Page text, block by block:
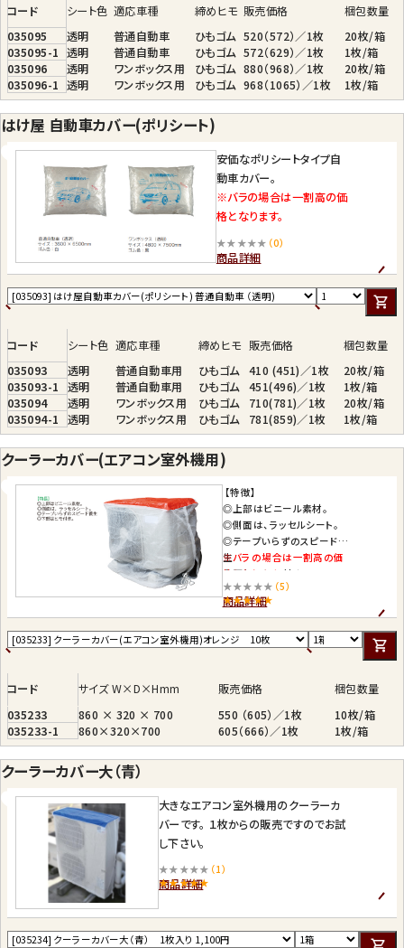
コード シート色 適応車種 締めヒモ 販売価格
梱包数量
035095
透明 普通自動車 ひもゴム 520（572）／1枚
20枚/箱
035095-1 透明 普通自動車 ひもゴム 572（629）／1枚
1枚/箱
035096
透明 ワンボックス用 ひもゴム 880（968）／1枚
20枚/箱
035096-1 透明 ワンボックス用 ひもゴム 968（1065）／1枚 1枚/箱
はけ屋 自動車カバー(ポリシート)
安価なポリシートタイプ自
動車カバー。
※バラの場合は一割高の価
格となります。
★★★★★ （0）
商品詳細
コード シート色 適応車種 締めヒモ 販売価格
梱包数量
035093
透明 普通自動車用 ひもゴム 410 (451)／1枚
20枚/箱
035093-1
透明 普通自動車用 ひもゴム 451(496)／1枚
1枚/箱
035094
透明 ワンボックス用 ひもゴム 710(781)／1枚
20枚/箱
035094-1
透明 ワンボックス用 ひもゴム 781(859)／1枚 1枚/箱
クーラーカバー(エアコン室外機用)
【特徴】
◎上部はビニール素材。
◎側面は、ラッセルシート。
◎テープいらずのスピード養
生
◎下部はヒモ付き。
※バラの場合は一割高の価
格となります。
★★★★★ （5）
商品詳細
コード サイズ W×D×Hmm 販売価格
梱包数量
035233
860 × 320 × 700 550 （605）／1枚
10枚/箱
035233-1
860×320×700 605（666）／1枚 1枚/箱
クーラーカバー大（青）
大きなエアコン室外機用のクーラーカ
バーです。 １枚からの販売ですのでお試
し下さい。
★★★★★ （1）
商品詳細